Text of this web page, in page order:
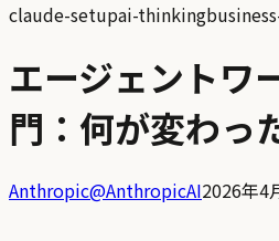
claude-setupai-thinking
エージェントワ
門：何が変わっ
Anthropic@AnthropicAI2026年4